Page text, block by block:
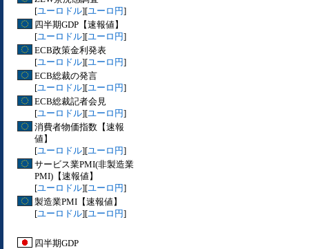
[ユーロドル][ユーロ円]
四半期GDP【速報値】
[ユーロドル][ユーロ円]
ECB政策金利発表
[ユーロドル][ユーロ円]
ECB総裁の発言
[ユーロドル][ユーロ円]
ECB総裁記者会見
[ユーロドル][ユーロ円]
消費者物価指数【速報
値】
[ユーロドル][ユーロ円]
サービス業PMI(非製造業
PMI)【速報値】
[ユーロドル][ユーロ円]
製造業PMI【速報値】
[ユーロドル][ユーロ円]
四半期GDP